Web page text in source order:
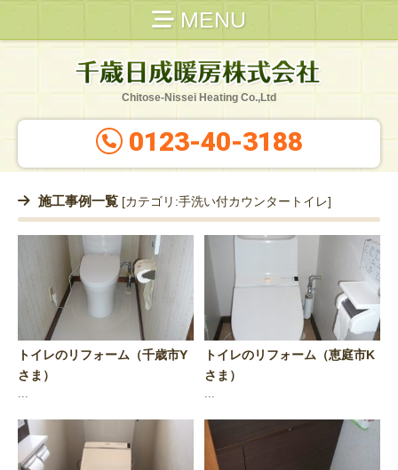
Chitose-Nissei Heating Co.,Ltd
0123-40-3188
MENU
施工事例一覧 [カテゴリ:手洗い付カウンタートイレ]
トイレのリフォーム（千歳市Y
さま）
...
トイレのリフォーム（恵庭市K
さま）
...